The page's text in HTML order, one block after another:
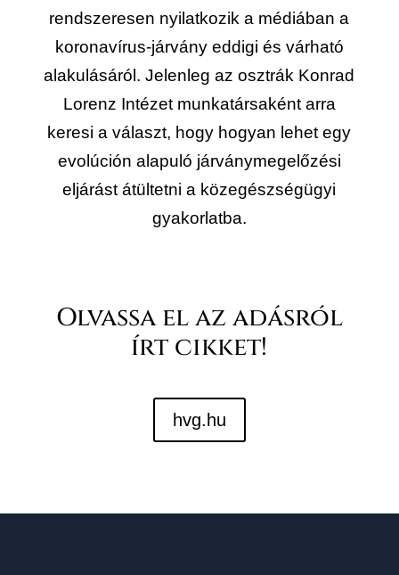
rendszeresen nyilatkozik a médiában a
koronavírus-járvány eddigi és várható
alakulásáról. Jelenleg az osztrák Konrad
Lorenz Intézet munkatársaként arra
keresi a választ, hogy hogyan lehet egy
evolúción alapuló járványmegelőzési
eljárást átültetni a közegészségügyi
gyakorlatba.
Olvassa el az adásról
írt cikket!
hvg.hu